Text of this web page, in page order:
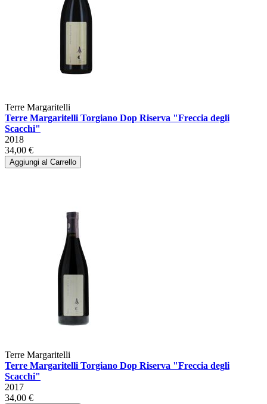
Terre Margaritelli
Terre Margaritelli Torgiano Dop Riserva "Freccia degli
Scacchi"
2018
34,00 €
Aggiungi al Carrello
Terre Margaritelli
Terre Margaritelli Torgiano Dop Riserva "Freccia degli
Scacchi"
2017
34,00 €